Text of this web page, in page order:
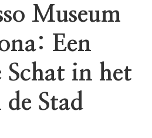
Museum
Een
Schat in het
Stad